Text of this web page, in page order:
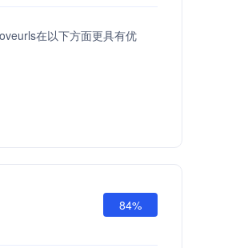
在以下方面更具有优
84%